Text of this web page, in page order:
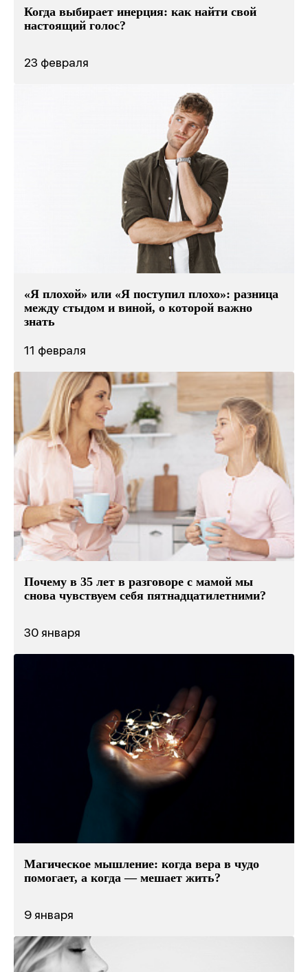
Когда выбирает инерция: как найти свой
настоящий голос?
23 февраля
«Я плохой» или «Я поступил плохо»: разница
между стыдом и виной, о которой важно
знать
11 февраля
Почему в 35 лет в разговоре с мамой мы
снова чувствуем себя пятнадцатилетними?
30 января
Магическое мышление: когда вера в чудо
помогает, а когда — мешает жить?
9 января